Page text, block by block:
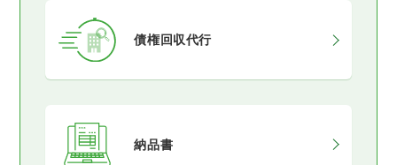
債権回収代行
納品書